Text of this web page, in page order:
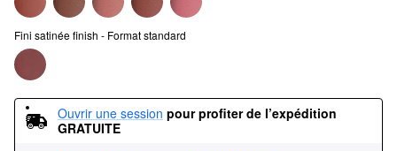
Fini satinée finish - Format standard
Ouvrir une session pour profiter de l’expédition
GRATUITE